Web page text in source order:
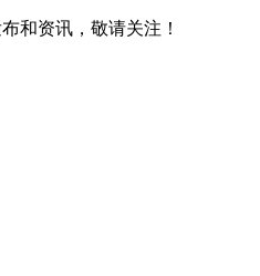
和资讯，敬请关注！